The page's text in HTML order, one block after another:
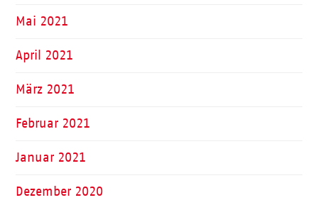
Mai 2021
April 2021
März 2021
Februar 2021
Januar 2021
Dezember 2020